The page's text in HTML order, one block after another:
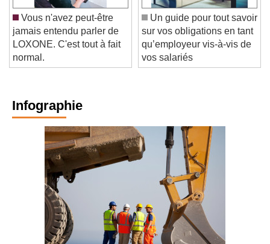
Vous n'avez peut-être
jamais entendu parler de
LOXONE. C'est tout à fait
normal.
Un guide pour tout savoir
sur vos obligations en tant
qu’employeur vis-à-vis de
vos salariés
Infographie